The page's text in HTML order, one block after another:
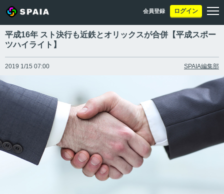
会員登録 ログイン
平成16年 スト決行も近鉄とオリックスが合併【平成スポー
ツハイライト】
2019 1/15 07:00 SPAIA編集部